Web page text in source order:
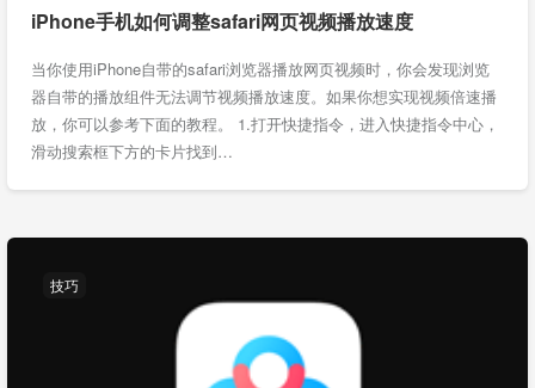
iPhone手机如何调整safari网页视频播放速度
当你使用iPhone自带的safari浏览器播放网页视频时，你会发现浏览
器自带的播放组件无法调节视频播放速度。如果你想实现视频倍速播
放，你可以参考下面的教程。 1.打开快捷指令，进入快捷指令中心，
滑动搜索框下方的卡片找到…
技巧